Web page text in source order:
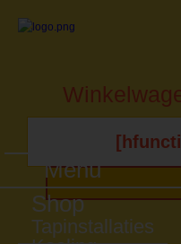
Menu
Shop
Tapinstallaties